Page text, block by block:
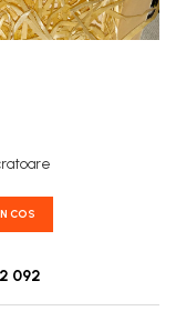
COS
092